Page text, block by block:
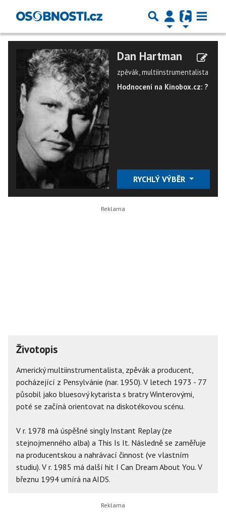
Dan Hartman
zpěvák, multiinstrumentalista
Hodnocení na Kinobox.cz: ?
RYCHLÝ VÝBĚR
Životopis
Americký multiinstrumentalista, zpěvák a producent,
pocházející z Pensylvánie (nar. 1950). V letech 1973 - 77
působil jako bluesový kytarista s bratry Winterovými,
poté se začíná orientovat na diskotékovou scénu.
V r. 1978 má úspěšné singly Instant Replay (ze
stejnojmenného alba) a This Is It. Následně se zaměřuje
na producentskou a nahrávací činnost (ve vlastním
studiu). V r. 1985 má další hit I Can Dream About You. V
březnu 1994 umírá na AIDS.